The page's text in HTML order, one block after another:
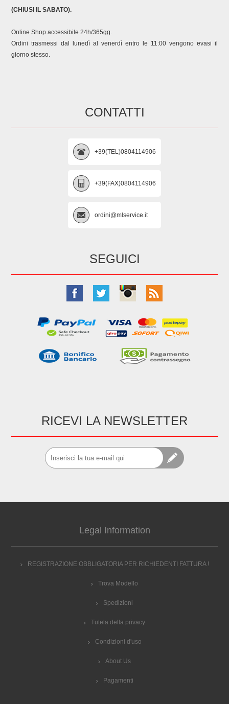
(CHIUSI IL SABATO).
Online Shop accessibile 24h/365gg.
Ordini trasmessi dal lunedì al venerdì entro le 11:00 vengono evasi il
giorno stesso.
CONTATTI
+39(TEL)0804114906
+39(FAX)0804114906
ordini@mlservice.it
SEGUICI
RICEVI LA NEWSLETTER
Legal Information
REGISTRAZIONE OBBLIGATORIA PER RICHIEDENTI FATTURA !
Trova Modello
Spedizioni
Tutela della privacy
Condizioni d'uso
About Us
Pagamenti